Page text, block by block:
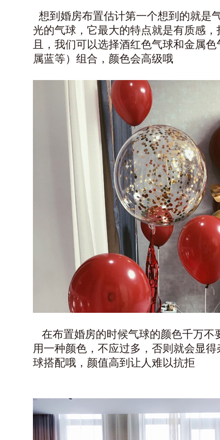
想到婚房布置估计第一个想到的就是
光的气球，它最大的特点就是有质感
且，我们可以选择酒红色气球和金属
属蓝等）组合，颜色会高级哦
在布置婚房的时候气球的颜色千万不
用一种颜色，不应过多，否则就会显
球搭配哦，颜值高到让人难以抗拒